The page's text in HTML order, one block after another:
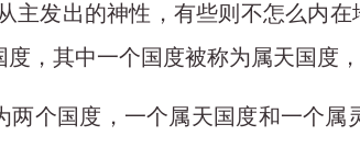
主发出的神性，有些则不怎么内
，其中一个国度被称为属天国度
两个国度，一个属天国度和一个属